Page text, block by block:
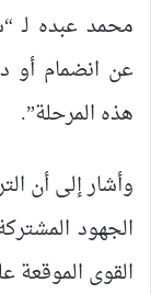
محمد عبده لـ
عن انضمام أو
هذه المرحلة”.
وأشار إلى أن
الجهود
القوى الموقعة